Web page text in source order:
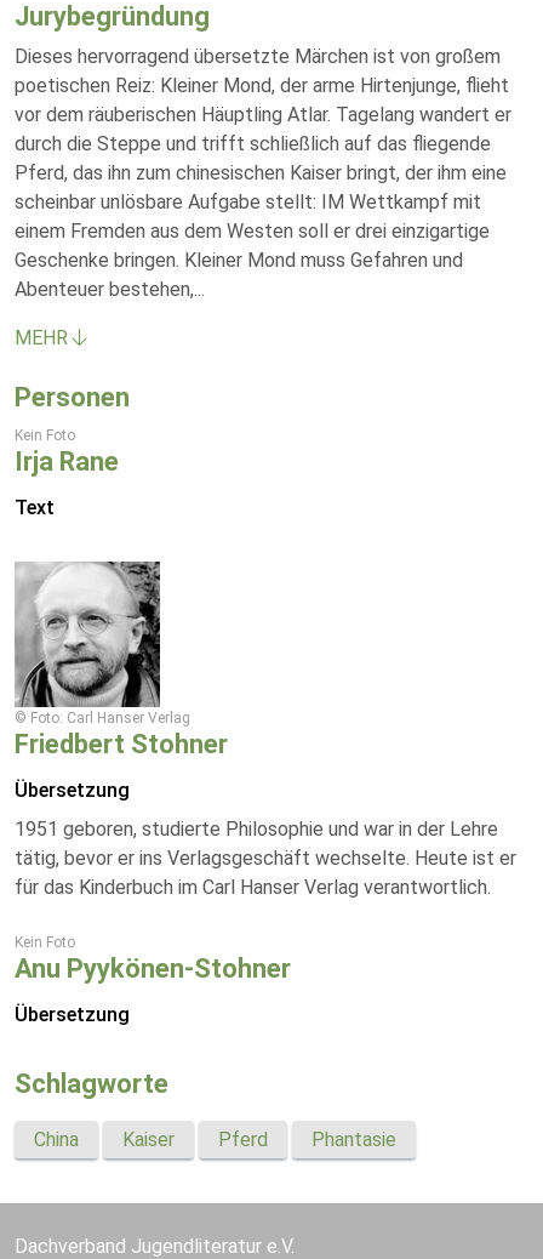
Jurybegründung
Dieses hervorragend übersetzte Märchen ist von großem
poetischen Reiz: Kleiner Mond, der arme Hirtenjunge, flieht
vor dem räuberischen Häuptling Atlar. Tagelang wandert er
durch die Steppe und trifft schließlich auf das fliegende
Pferd, das ihn zum chinesischen Kaiser bringt, der ihm eine
scheinbar unlösbare Aufgabe stellt: IM Wettkampf mit
einem Fremden aus dem Westen soll er drei einzigartige
Geschenke bringen. Kleiner Mond muss Gefahren und
Abenteuer bestehen,...
MEHR
Personen
Kein Foto
Irja Rane
Text
© Foto: Carl Hanser Verlag
Friedbert Stohner
Übersetzung
1951 geboren, studierte Philosophie und war in der Lehre
tätig, bevor er ins Verlagsgeschäft wechselte. Heute ist er
für das Kinderbuch im Carl Hanser Verlag verantwortlich.
Kein Foto
Anu Pyykönen-Stohner
Übersetzung
Schlagworte
China Kaiser Pferd Phantasie
Dachverband Jugendliteratur e.V.